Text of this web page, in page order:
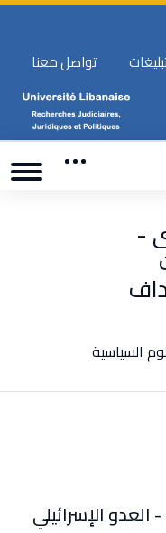
تواصل معنا
-
السياسية
الإسرائيلي